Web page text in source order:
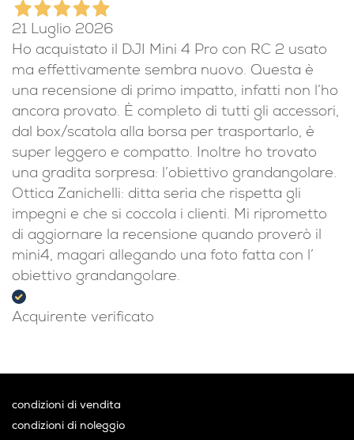
21 Luglio 2026
Ho acquistato il DJI Mini 4 Pro con RC 2 usato
ma effettivamente sembra nuovo. Questa è
una recensione di primo impatto, infatti non l’ho
ancora provato. È completo di tutti gli accessori,
dal box/scatola alla borsa per trasportarlo, è
super leggero e compatto. Inoltre ho trovato
una gradita sorpresa: l’obiettivo grandangolare.
Ottica Zanichelli: ditta seria che rispetta gli
impegni e che si coccola i clienti. Mi riprometto
di aggiornare la recensione quando proverò il
mini4, magari allegando una foto fatta con l’
obiettivo grandangolare.
Acquirente verificato
condizioni di vendita
condizioni di noleggio